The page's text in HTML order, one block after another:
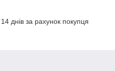
днів за рахунок покупця